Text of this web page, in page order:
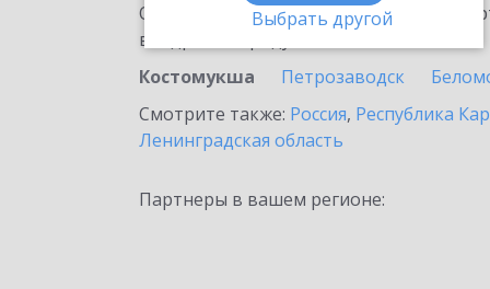
Выбрать другой
Ознакомьтесь с информационными
внедрение продукта.
Костомукша
Петрозаводск
Смотрите также: Россия, Республика
Ленинградская область
Партнеры в вашем регионе: